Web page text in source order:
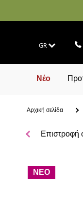
GR
Νέο
Αρχική σελίδα
Επιστροφή
ΝΕΟ